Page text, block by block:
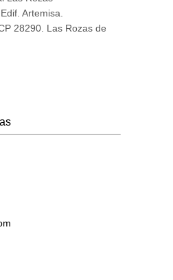
Artemisa.
28290. Las Rozas de